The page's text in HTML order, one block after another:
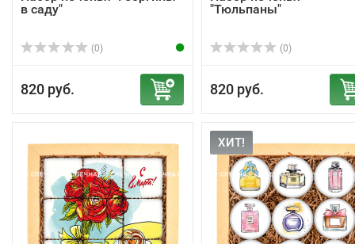
в саду"
(0)
820 руб.
"Тюльпаны"
(0)
820 руб.
ХИТ!